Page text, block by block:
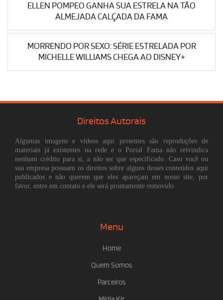
ELLEN POMPEO GANHA SUA ESTRELA NA TÃO
ALMEJADA CALÇADA DA FAMA
MORRENDO POR SEXO: SÉRIE ESTRELADA POR
MICHELLE WILLIAMS CHEGA AO DISNEY+
Direitos Autorais
Algumas imagens e vídeos aqui presentes são reproduções de
materiais já existentes na rede e o Portal Fama não reivindica
nenhum crédito para si, a não ser que especificado. Caso você ou
sua empresa possuam os direitos sobre alguns desses conteúdos aqui
publicados e não querem que eles apareçam em nosso site, por
favor, entre em contato e ele será prontamente removido.
Menu
Home
Quem Somos
Parceiros